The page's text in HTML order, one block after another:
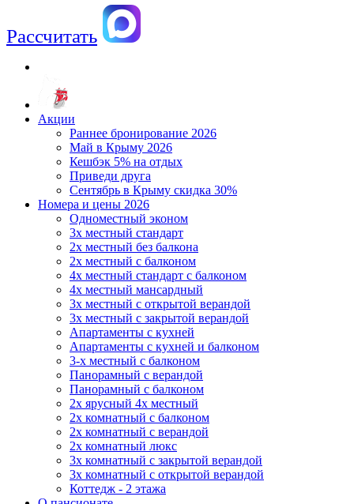
Рассчитать
Акции
Раннее бронирование 2026
Май в Крыму 2026
Кешбэк 5% на отдых
Приведи друга
Сентябрь в Крыму скидка 30%
Номера и цены 2026
Одноместный эконом
3х местный стандарт
2х местный без балкона
2х местный с балконом
4х местный стандарт с балконом
4х местный мансардный
3х местный с открытой верандой
3х местный с закрытой верандой
Апартаменты с кухней
Апартаменты с кухней и балконом
3-х местный с балконом
Панорамный с верандой
Панорамный с балконом
2х ярусный 4х местный
2х комнатный с балконом
2х комнатный с верандой
2х комнатный люкс
3х комнатный с закрытой верандой
3х комнатный с открытой верандой
Коттедж - 2 этажа